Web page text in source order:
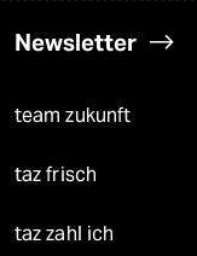
Newsletter
team zukunft
taz frisch
taz zahl ich